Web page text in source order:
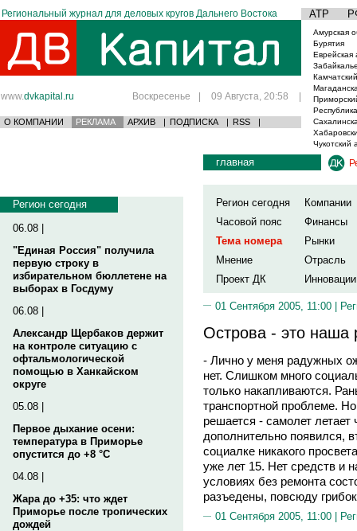
Региональный журнал для деловых кругов Дальнего Востока АТР
www.dvkapital.ru Воскресенье | 09 Августа, 20:58 |
О КОМПАНИИ РЕКЛАМА АРХИВ | ПОДПИСКА | RSS |
Амурская
Бурятия
Еврейская
Чукотский
Регион сегодня
06.08 |
"Единая Россия" получила
первую строку в
избирательном бюллетене на
выборах в Госдуму
06.08 |
Александр Щербаков держит
на контроле ситуацию с
офтальмологической
помощью в Ханкайском
округе
05.08 |
Первое дыхание осени:
температура в Приморье
опустится до +8 °C
04.08 |
Жара до +35: что ждет
Приморье после тропических
дождей
главная
Регион сегодня
Компании
Часовой пояс
Финансы
Тема номера
Рынки
Мнение
Отрасль
Проект ДК
Инновации
01 Сентября 2005, 11:00 |
Острова - это наша
- Лично у меня радужных
нет. Слишком много
только накапливаются.
транспортной проблеме.
решается - самолет
дополнительно появился,
социалке никакого
уже лет 15. Нет средств и
условиях без ремонта
разъедены, повсюду
01 Сентября 2005, 11:00 |